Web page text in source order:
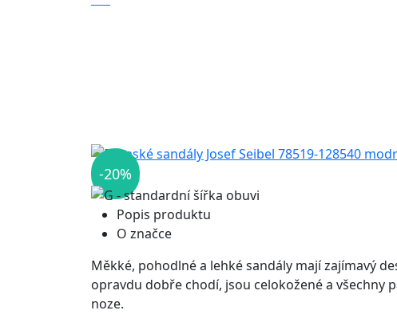
-20%
Popis produktu
O značce
Měkké, pohodlné a lehké sandály mají zajímavý
opravdu dobře chodí, jsou celokožené a všechny
noze.